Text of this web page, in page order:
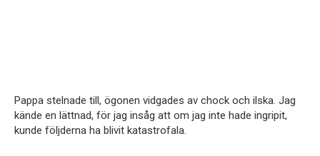
Pappa stelnade till, ögonen vidgades av chock och ilska. Jag
kände en lättnad, för jag insåg att om jag inte hade ingripit,
kunde följderna ha blivit katastrofala.